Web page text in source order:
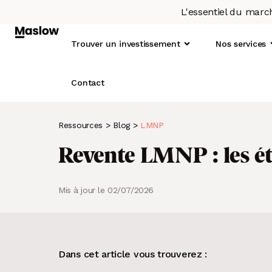
L'essentiel du
Trouver un investissement Nos services
Contact
Ressources > Blog> LMNP
Revente LMNP : les
Mis à jour le 02/07/2026
Dans cet article vous trouverez :